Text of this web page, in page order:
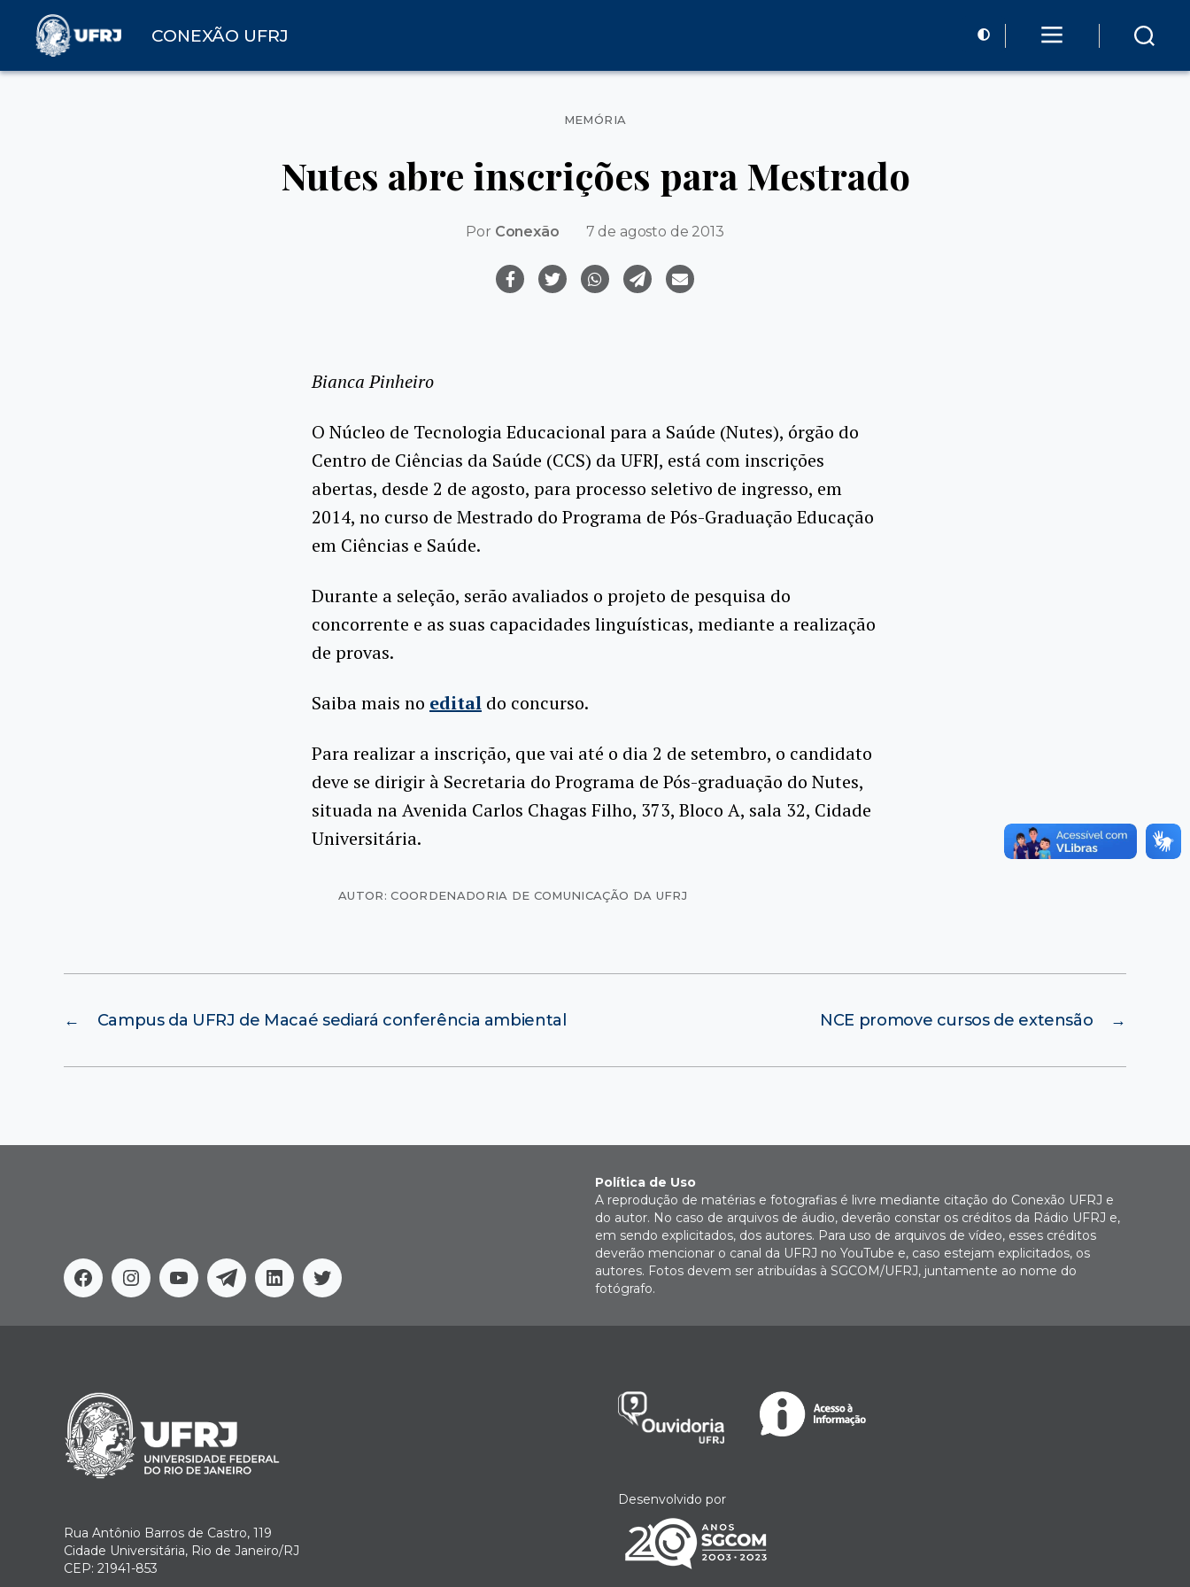
CONEXÃO UFRJ
Categorias
MEMÓRIA
Nutes abre inscrições para Mestrado
Por Conexão 7 de agosto de 2013
Bianca Pinheiro
O Núcleo de Tecnologia Educacional para a Saúde (Nutes), órgão do
Centro de Ciências da Saúde (CCS) da UFRJ, está com inscrições
abertas, desde 2 de agosto, para processo seletivo de ingresso, em
2014, no curso de Mestrado do Programa de Pós-Graduação Educação
em Ciências e Saúde.
Durante a seleção, serão avaliados o projeto de pesquisa do
concorrente e as suas capacidades linguísticas, mediante a realização
de provas.
Saiba mais no edital do concurso.
Para realizar a inscrição, que vai até o dia 2 de setembro, o candidato
deve se dirigir à Secretaria do Programa de Pós-graduação do Nutes,
situada na Avenida Carlos Chagas Filho, 373, Bloco A, sala 32, Cidade
Universitária.
AUTOR: COORDENADORIA DE COMUNICAÇÃO DA UFRJ
← Campus da UFRJ de Macaé sediará conferência ambiental →
NCE promove cursos de extensão
FacebookInstagram
YoutubeTelegramLinkedinTwitter
Política de Uso
A reprodução de matérias e fotografias é livre mediante citação do Conexão UFRJ e
do autor. No caso de arquivos de áudio, deverão constar os créditos da Rádio UFRJ e,
em sendo explicitados, dos autores. Para uso de arquivos de vídeo, esses créditos
deverão mencionar o canal da UFRJ no YouTube e, caso estejam explicitados, os
autores. Fotos devem ser atribuídas à SGCOM/UFRJ, juntamente ao nome do
fotógrafo.
Rua Antônio Barros de Castro, 119
Cidade Universitária, Rio de Janeiro/RJ
CEP: 21941-853
Desenvolvido por